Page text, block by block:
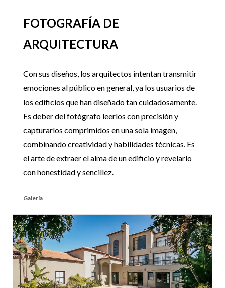
FOTOGRAFÍA DE
ARQUITECTURA
Con sus diseños, los arquitectos intentan transmitir
emociones al público en general, ya los usuarios de
los edificios que han diseñado tan cuidadosamente.
Es deber del fotógrafo leerlos con precisión y
capturarlos comprimidos en una sola imagen,
combinando creatividad y habilidades técnicas. Es
el arte de extraer el alma de un edificio y revelarlo
con honestidad y sencillez.
Galería